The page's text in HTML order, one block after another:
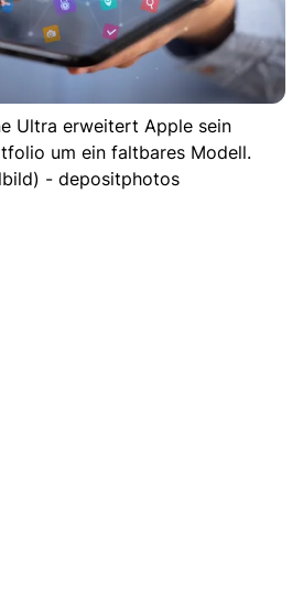
Ultra erweitert Apple sein
um ein faltbares Modell.
- depositphotos